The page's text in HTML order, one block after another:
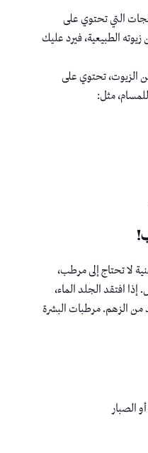
التي تحتوي على
الطبيعية، فيرد عليك
الزيوت، تحتوي على
مثل:
لا تحتاج إلى مرطب،
افتقد الجلد الماء،
من الزهم. مرطبات البشرة
الصبار